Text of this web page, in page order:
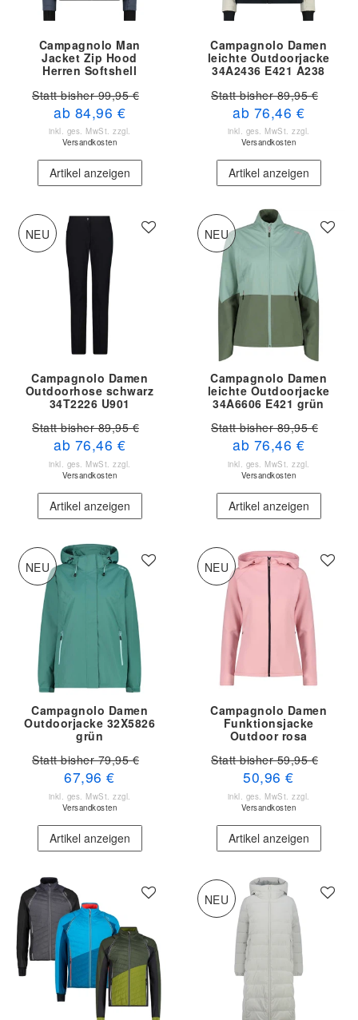
Campagnolo Man
Jacket Zip Hood
Herren Softshell
U911
Statt bisher 99,95 €
ab 84,96 €
inkl. ges. MwSt. zzgl.
Versandkosten
Artikel anzeigen
Campagnolo Damen
leichte Outdoorjacke
34A2436 E421 A238
Statt bisher 89,95 €
ab 76,46 €
inkl. ges. MwSt. zzgl.
Versandkosten
Artikel anzeigen
NEU
Campagnolo Damen
Outdoorhose schwarz
34T2226 U901
Statt bisher 89,95 €
ab 76,46 €
inkl. ges. MwSt. zzgl.
Versandkosten
Artikel anzeigen
NEU
Campagnolo Damen
leichte Outdoorjacke
34A6606 E421 grün
Statt bisher 89,95 €
ab 76,46 €
inkl. ges. MwSt. zzgl.
Versandkosten
Artikel anzeigen
NEU
Campagnolo Damen
Outdoorjacke 32X5826
grün
Statt bisher 79,95 €
67,96 €
inkl. ges. MwSt. zzgl.
Versandkosten
Artikel anzeigen
NEU
Campagnolo Damen
Funktionsjacke
Outdoor rosa
Statt bisher 59,95 €
50,96 €
inkl. ges. MwSt. zzgl.
Versandkosten
Artikel anzeigen
NEU